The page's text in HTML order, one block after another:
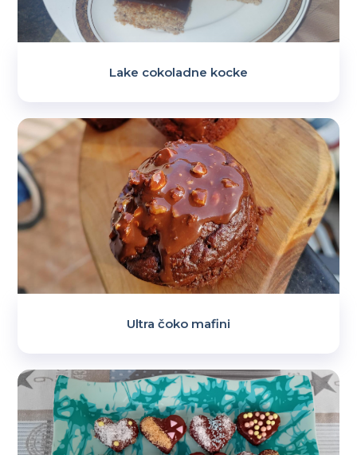
Lake cokoladne kocke
Ultra čoko mafini